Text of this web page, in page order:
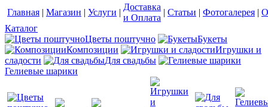
Главная | Магазин | Услуги |
Доставка
и Оплата
| Статьи | Фотогалерея |
Каталог
Цветы поштучно
Букеты
Композиции
Игрушки и
сладости
Для свадьбы
Гелиевые шарики